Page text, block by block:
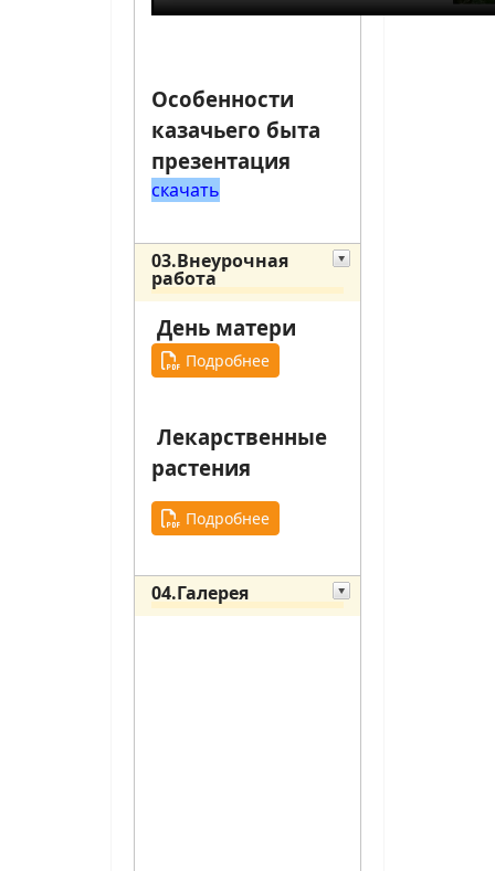
Особенности
казачьего быта
презентация
скачать
03.Внеурочная
работа
День матери
Подробнее
Лекарственные
растения
Подробнее
04.Галерея